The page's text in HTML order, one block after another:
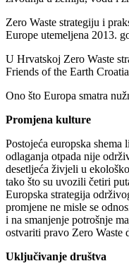
Zero Waste strategiju i
Europe utemeljena 2013.
U Hrvatskoj Zero Waste
Friends of the Earth
Ono što Europa smatra
Promjena kulture
Postojeća europska
odlaganja otpada nije
desetljeća živjeli u
tako što su uvozili četiri
Europska strategija
promjene ne misle se
i na smanjenje potrošnje
ostvariti pravo Zero Waste
Uključivanje društva